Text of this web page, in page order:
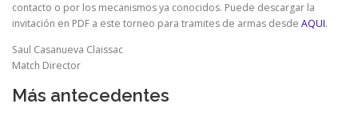
contacto o por los mecanismos ya conocidos. Puede descargar la
invitación en PDF a este torneo para tramites de armas desde AQUI.
Saul Casanueva Claissac
Match Director
Más antecedentes